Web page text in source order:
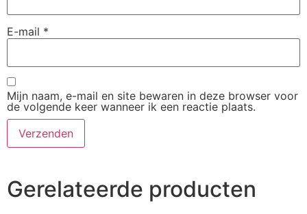
E-mail *
Mijn naam, e-mail en site bewaren in deze browser voor
de volgende keer wanneer ik een reactie plaats.
Gerelateerde producten